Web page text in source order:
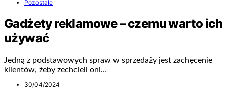
Pozostałe
Gadżety reklamowe – czemu warto ich
używać
Jedną z podstawowych spraw w sprzedaży jest zachęcenie
klientów, żeby zechcieli oni…
30/04/2024